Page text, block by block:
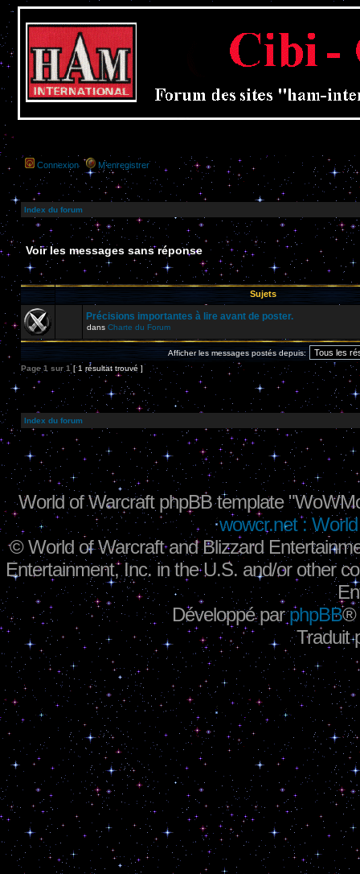
Connexion M’enregistrer
Index du forum
Voir les messages sans réponse
Sujets
Précisions importantes à lire avant de poster.
dans Charte du Forum
Afficher les messages postés depuis:
Page 1 sur 1 [ 1 résultat trouvé ]
Index du forum
World of Warcraft phpBB template
wowcr.net :
©World of Warcraft and Blizzard
Entertainment, Inc. in the U.S. and/or other
Développé parphpBB®
Traduit